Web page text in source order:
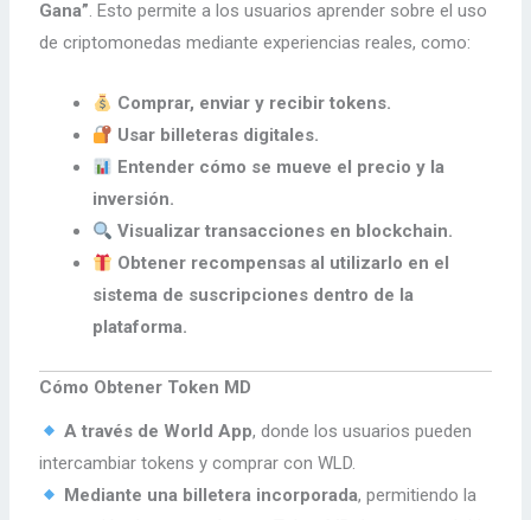
Gana”. Esto permite a los usuarios aprender sobre el uso
de criptomonedas mediante experiencias reales, como:
Comprar, enviar y recibir tokens.
Usar billeteras digitales.
Entender cómo se mueve el precio y la
inversión.
Visualizar transacciones en blockchain.
Obtener recompensas al utilizarlo en el
sistema de suscripciones dentro de la
plataforma.
Cómo Obtener Token MD
A través de World App, donde los usuarios pueden
intercambiar tokens y comprar con WLD.
Mediante una billetera incorporada, permitiendo la